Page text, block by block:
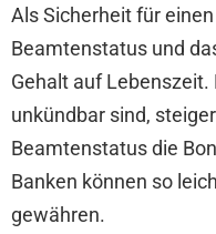
Als Sicherheit für
Beamtenstatus und
Gehalt auf Lebenszeit.
unkündbar sind,
Beamtenstatus die
Banken können so
gewähren.